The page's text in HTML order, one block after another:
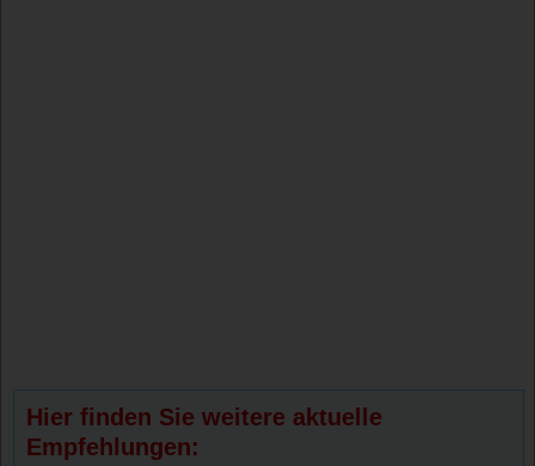
Hier finden Sie weitere aktuelle
Empfehlungen: